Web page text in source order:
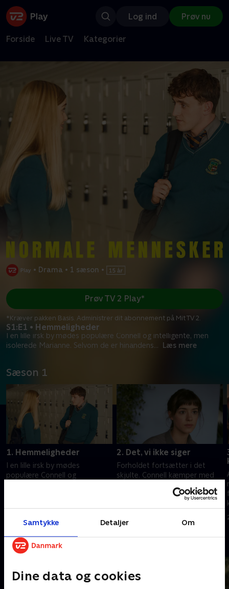
Samtykke Detaljer Om
Dine data og cookies
Log ind Prøv nu
Forside Live TV Kategorier
• Drama • 1 sæson •
S1:E1 • Hemmeligheder
I en lille irsk by mødes populære Connell og intelligente, men
isolerede Marianne. Selvom de er hinandens... Læs mere
Prøv TV 2 Play*
*Kræver pakken Basis. Administrer dit abonnement på Mit TV 2.
Sæson 1
1. Hemmeligheder
I en lille irsk by mødes
populære Connell og
relation.
13. juni 2026 • 28 min
2. Det, vi ikke siger
Forholdet fortsætter i det
skjulte. Connell kæmper med
Marianne får sværere ved at
13. juni 2026 • 28 min
Andre så også